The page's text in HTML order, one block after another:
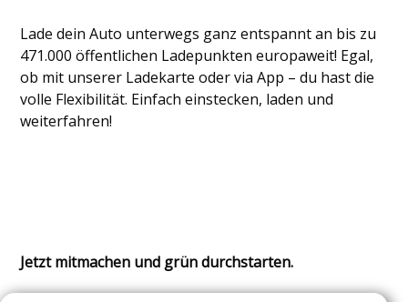
Lade dein Auto unterwegs ganz entspannt an bis zu
471.000 öffentlichen Ladepunkten europaweit! Egal,
ob mit unserer Ladekarte oder via App – du hast die
volle Flexibilität. Einfach einstecken, laden und
weiterfahren!
Jetzt mitmachen und grün durchstarten.